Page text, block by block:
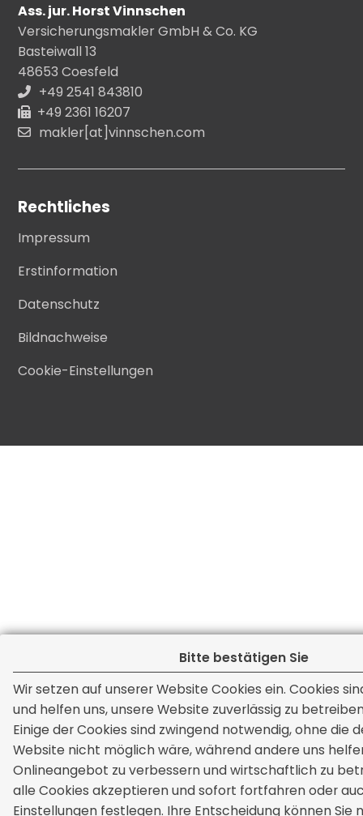
Bitte bestätigen Sie
Wir setzen auf unserer Website Cookies ein. Cookies
und helfen uns, unsere Website zuverlässig zu
Einige der Cookies sind zwingend notwendig, ohne die
Website nicht möglich wäre, während andere uns
Onlineangebot zu verbessern und wirtschaftlich zu
alle Cookies akzeptieren und sofort fortfahren oder
Einstellungen festlegen. Ihre Entscheidung können Sie
Ass. jur. Horst Vinnschen
Versicherungsmakler GmbH & Co. KG
Basteiwall 13
48653 Coesfeld
+49 2541 843810
+49 2361 16207
makler[at]vinnschen.com
Rechtliches
Impressum
Erstinformation
Datenschutz
Bildnachweise
Cookie-Einstellungen